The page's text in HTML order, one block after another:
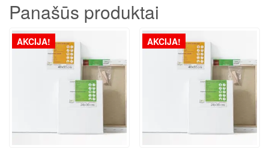
Panašūs produktai
AKCIJA! AKCIJA!